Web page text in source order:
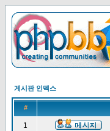
게시판 인덱스
#
1